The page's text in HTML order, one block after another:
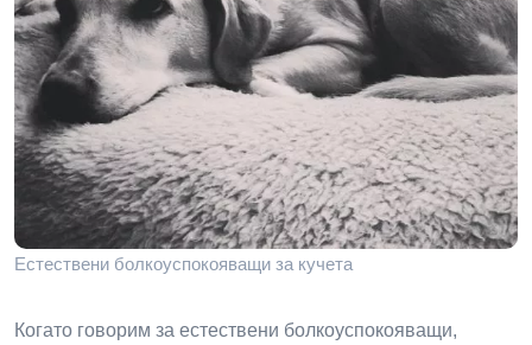
Естествени болкоуспокояващи за кучета
Когато говорим за естествени болкоуспокояващи,